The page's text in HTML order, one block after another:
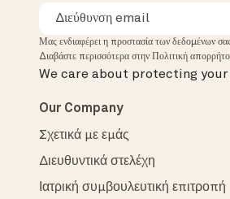
Μας ενδιαφέρει η προστασία των δεδομένων
Διαβάστε περισσότερα στην Πολιτική
We care about protecting your
Our Company
Σχετικά με εμάς
Διευθυντικά στελέχη
Ιατρική συμβουλευτική επιτροπή